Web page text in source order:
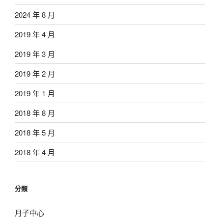
2024 年 8 月
2019 年 4 月
2019 年 3 月
2019 年 2 月
2019 年 1 月
2018 年 8 月
2018 年 5 月
2018 年 4 月
分類
月子中心